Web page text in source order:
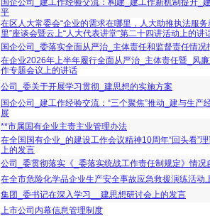
国企公司_建工作经验交流：构建_建工作新机制提升_
平
在区人大常委会“企业的需求在哪里，人大助推执法服
里”座谈会暨云上“人大代表讲堂”第二十四讲活动上的讲
国企公司_委落实全面从严治_主体责任和监督责任情况
在企业2026年上半年履行全面从严治_主体责任暨_风
作专题会议上的讲话
公司_委关于开展学习贯彻_建思想的实施方案
国企公司_建工作经验交流：“三个聚焦”推动_建与生产
展
**市属国有企业主责主业管理办法
在全国国有企业_的建设工作会议精神10周年“回头看”
上的发言
公司_委贯彻落实《_委落实统战工作责任制规定》情况
在全市危险化学品企业生产安全事故应急救援演练活动
集团_委书记在深入学习__建思想研讨会上的发言
上市公司内幕信息管理制度